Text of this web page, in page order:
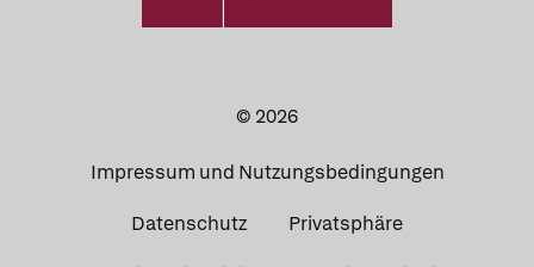
© 2026
Impressum und Nutzungsbedingungen
Datenschutz Privatsphäre